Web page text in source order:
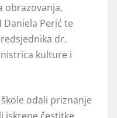
obrazovanja,
Perić te
dr.
kulture i
odali priznanje